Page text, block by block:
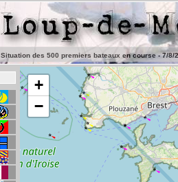
Situation des 500 premiers bateaux en course - 7/8/
+
−